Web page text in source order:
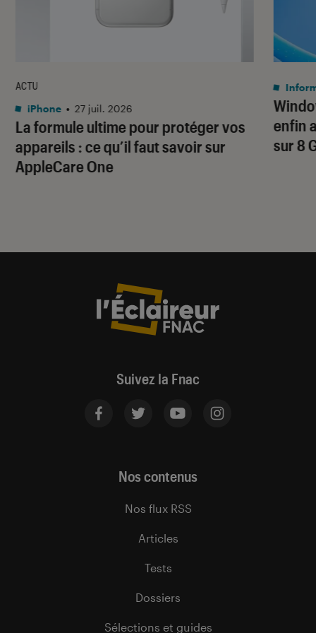
La formule ultime pour protéger vos
appareils : ce qu’il faut savoir sur
AppleCare One
ACTU
iPhone • 27 juil. 2026
enfin
sur 8
Suivez la Fnac
Nos contenus
Nos flux RSS
Articles
Tests
Dossiers
Sélections et guides